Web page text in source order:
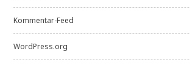
Kommentar-Feed
WordPress.org